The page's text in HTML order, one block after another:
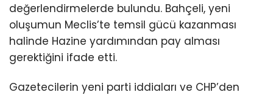
değerlendirmelerde bulundu. Bahçeli, yeni
oluşumun Meclis’te temsil gücü kazanması
halinde Hazine yardımından pay alması
gerektiğini ifade etti.
Gazetecilerin yeni parti iddiaları ve CHP’den